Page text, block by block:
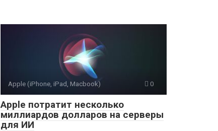
Apple (iPhone, iPad, Macbook) 0
Apple потратит несколько
миллиардов долларов на серверы
для ИИ